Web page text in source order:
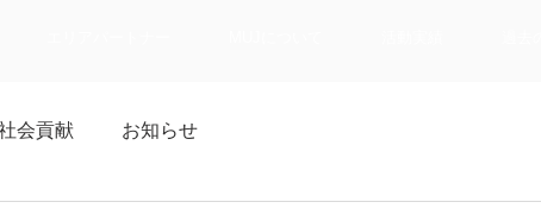
会貢献 お知らせ